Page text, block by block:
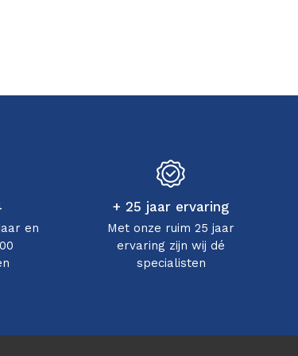
en
+ 25 jaar ervaring
Met onze ruim 25 jaar
ervaring zijn wij dé
specialisten